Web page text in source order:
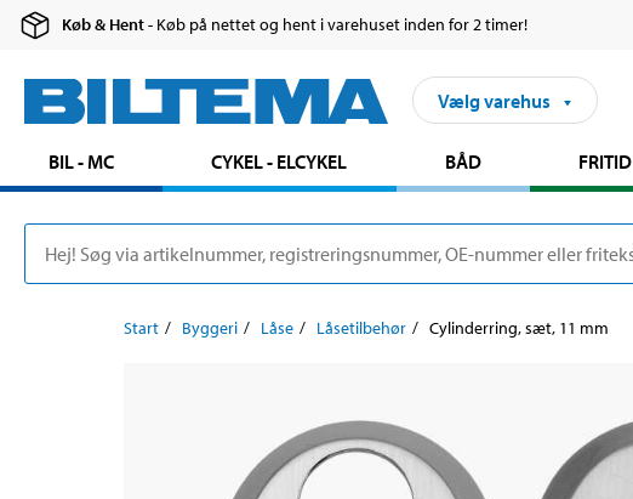
Køb & Hent- Køb på nettet og hent i varehuset inden for 2 timer!
Vælg varehus
BIL - MC CYKEL - ELCYKEL BÅD FRITID
Start Byggeri Låse Låsetilbehør Cylinderring, sæt, 11 mm